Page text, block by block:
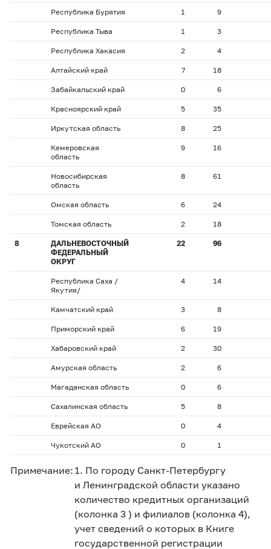
Республика Бурятия 1 9
Республика Тыва 1 3
Республика Хакасия 2 4
Алтайский край 7 18
Забайкальский край 0 6
Красноярский край 5 35
Иркутская область 8 25
Кемеровская
область
9 16
Новосибирская
область
8 61
Омская область 6 24
Томская область 2 18
8
ДАЛЬНЕВОСТОЧНЫЙ
ФЕДЕРАЛЬНЫЙ
ОКРУГ
22 96
Республика Саха /
Якутия/
4 14
Камчатский край 3 8
Приморский край 6 19
Хабаровский край 2 30
Амурская область 2 6
Магаданская область 0 6
Сахалинская область 5 8
Еврейская АО 0 4
Чукотский АО 0 1
Примечание: 1. По городу Санкт-Петербургу
и Ленинградской области указано
количество кредитных организаций
(колонка 3 ) и филиалов (колонка 4),
учет сведений о которых в Книге
государственной регистрации